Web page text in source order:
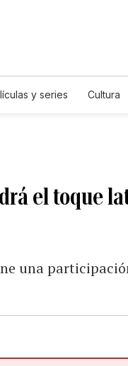
y series Cultura
el toque
una